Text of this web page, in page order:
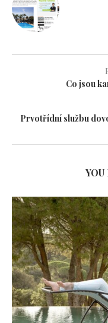
Co jsou
Prvotřídní službu